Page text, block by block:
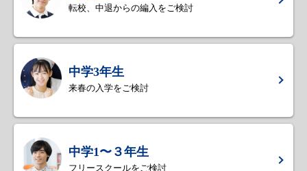
転校、中退からの編入をご検討
中学3年生
来春の入学をご検討
中学1〜３年生
フリースクールをご検討